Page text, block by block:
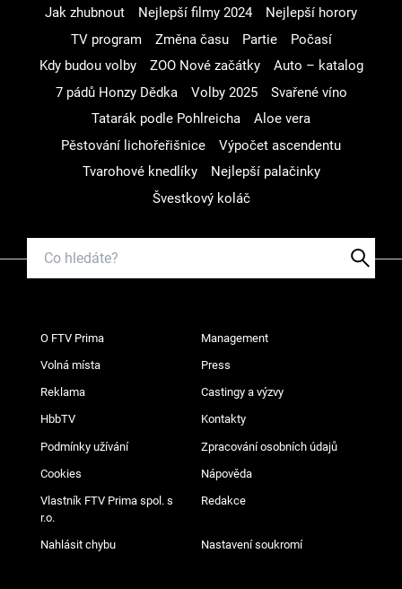
Jak zhubnout Nejlepší filmy 2024
Nejlepší horory
TV program
Změna času Partie
Počasí
Kdy budou volby
ZOO Nové začátky
Auto – katalog
7 pádů Honzy Dědka
Volby 2025
Svařené víno
Tatarák podle Pohlreicha
Aloe vera
Pěstování lichořeřišnice
Výpočet ascendentu
Tvarohové knedlíky
Nejlepší palačinky
Švestkový koláč
O FTV Prima Management
Volná místa Press
Reklama Castingy a výzvy
HbbTV Kontakty
Podmínky užívání Zpracování osobních údajů
Cookies Nápověda
Vlastník FTV Prima spol. s
r.o.
Redakce
Nahlásit chybu Nastavení soukromí